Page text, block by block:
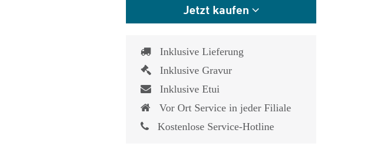
Jetzt kaufen
Inklusive Lieferung
Inklusive Gravur
Inklusive Etui
Vor Ort Service in jeder Filiale
Kostenlose Service-Hotline